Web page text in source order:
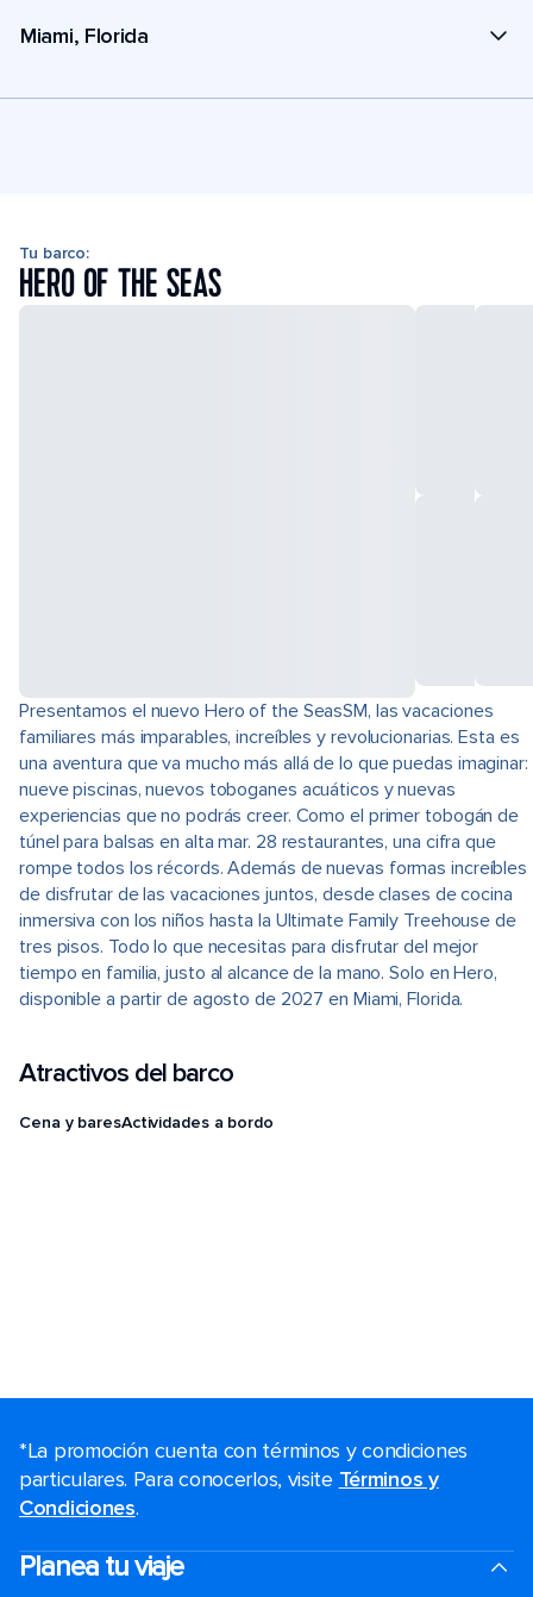
Miami, Florida
Tu barco:
HERO OF THE SEAS
Presentamos el nuevo Hero of the SeasSM, las vacaciones
familiares más imparables, increíbles y revolucionarias. Esta es
una aventura que va mucho más allá de lo que puedas imaginar:
nueve piscinas, nuevos toboganes acuáticos y nuevas
experiencias que no podrás creer. Como el primer tobogán de
túnel para balsas en alta mar. 28 restaurantes, una cifra que
rompe todos los récords. Además de nuevas formas increíbles
de disfrutar de las vacaciones juntos, desde clases de cocina
inmersiva con los niños hasta la Ultimate Family Treehouse de
tres pisos. Todo lo que necesitas para disfrutar del mejor
tiempo en familia, justo al alcance de la mano. Solo en Hero,
disponible a partir de agosto de 2027 en Miami, Florida.
Atractivos del barco
Cena y baresActividades a bordo
*La promoción cuenta con términos y condiciones
particulares. Para conocerlos, visite Términos y
Condiciones.
Planea tu viaje